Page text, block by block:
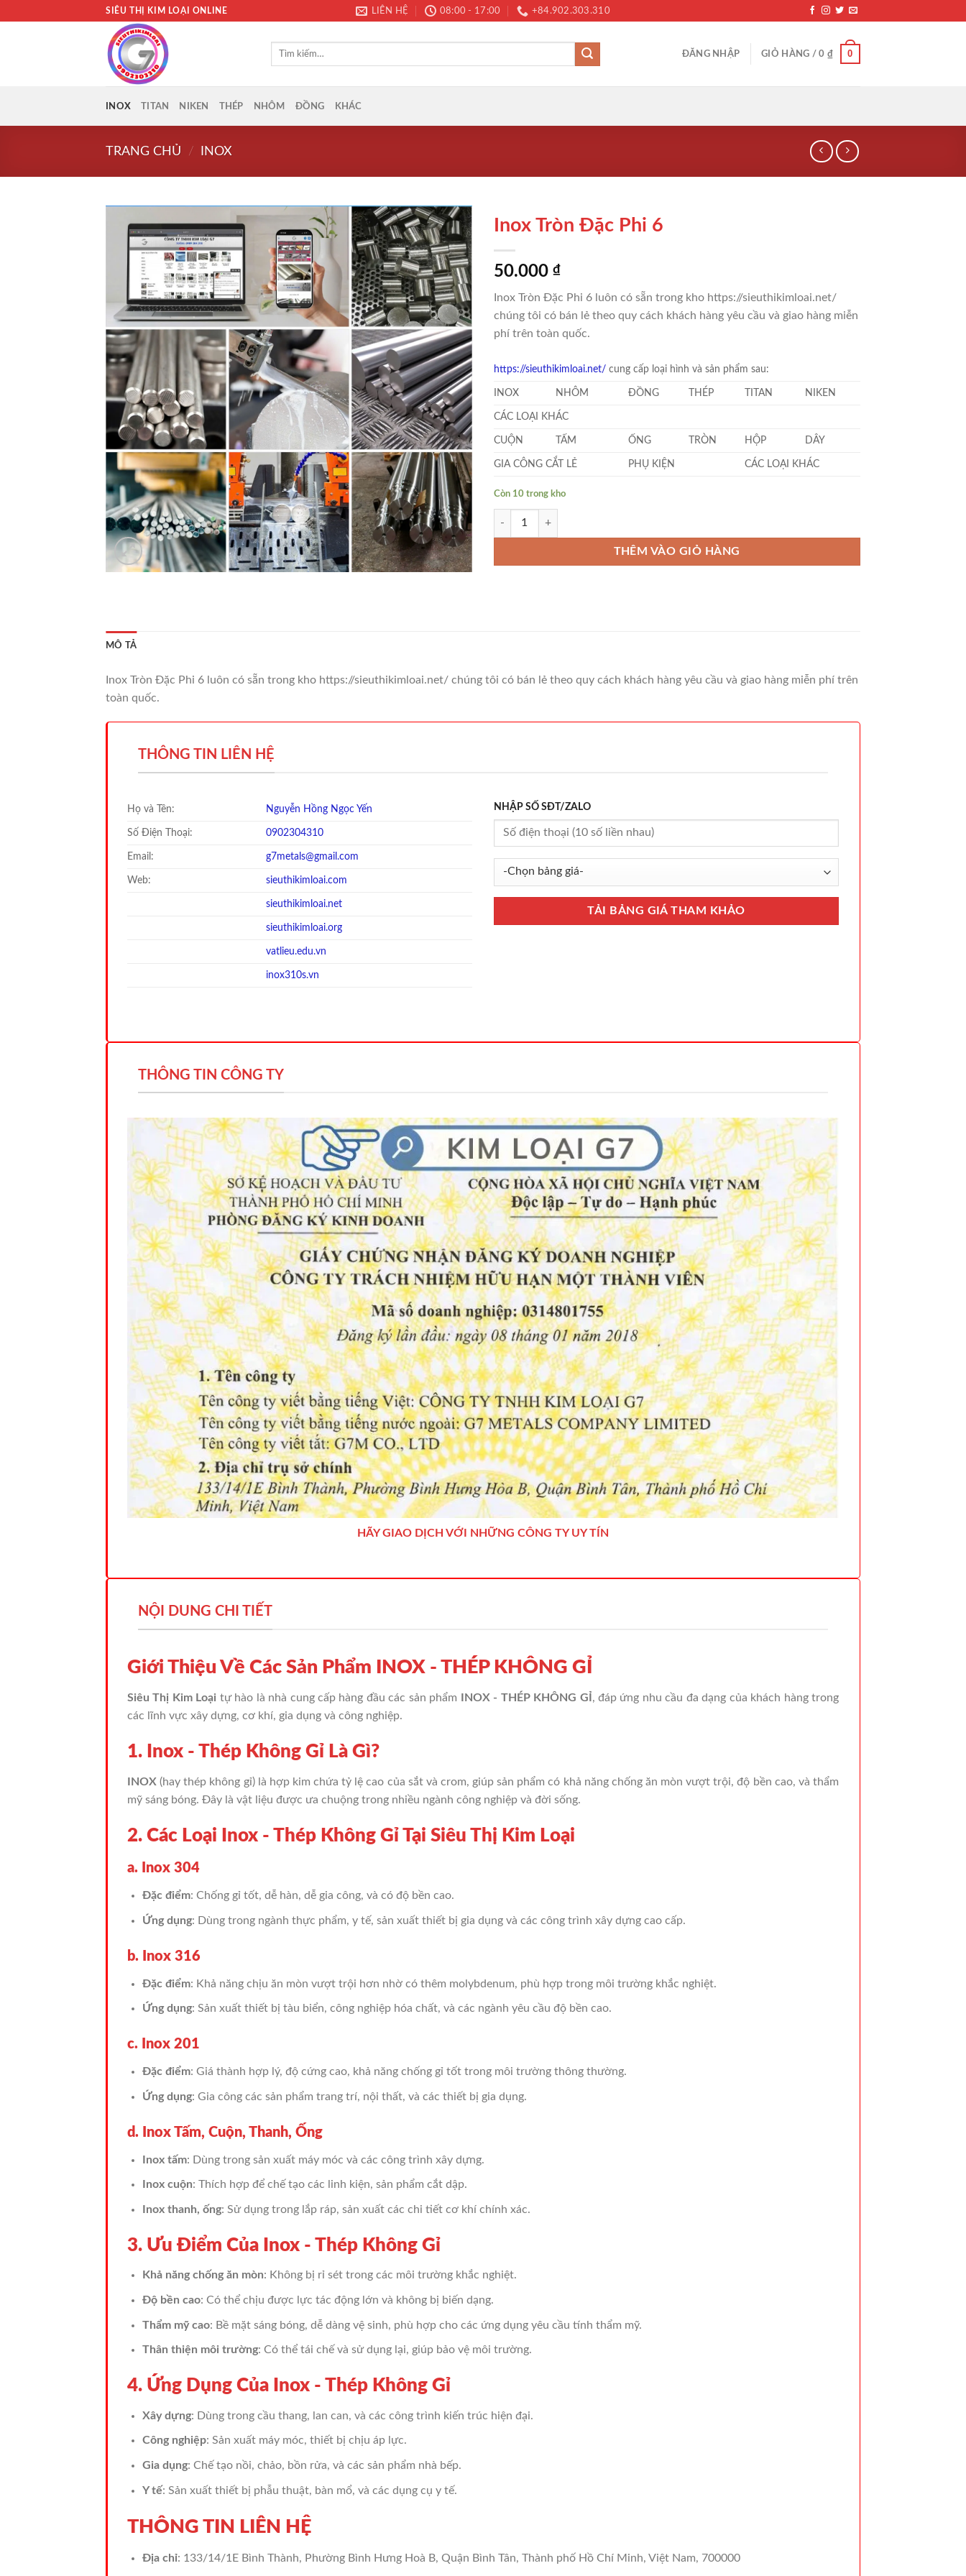
SIÊU THỊ KIM LOẠI ONLINE LIÊN HỆ 08:00 - 17:00 +84.902.303.310
Tìm
ĐĂNG NHẬP GIỎ HÀNG /0 ₫ 0
INOX TITAN NIKEN THÉP NHÔM ĐỒNG KHÁC
TRANG CHỦ / INOX
Inox Tròn Đặc Phi 6
50.000 ₫
Inox Tròn Đặc Phi 6 luôn có sẵn trong kho https://sieuthikimloai.net/
chúng tôi có bán lẻ theo quy cách khách hàng yêu cầu và giao hàng miễn
phí trên toàn quốc.
https://sieuthikimloai.net/ cung cấp loại hình và sản phẩm sau:
INOX NHÔM ĐỒNG THÉP TITAN NIKEN
CÁC LOẠI KHÁC
CUỘN TẤM ỐNG TRÒN HỘP DÂY
GIA CÔNG CẮT LẺ PHỤ KIỆN CÁC LOẠI KHÁC
Còn 10 trong kho
Inox Tròn Đặc Phi 6 số lượng
THÊM VÀO GIỎ HÀNG
MÔ TẢ
Inox Tròn Đặc Phi 6 luôn có sẵn trong kho https://sieuthikimloai.net/ chúng tôi có bán lẻ theo quy cách khách hàng yêu cầu và giao hàng miễn phí trên
toàn quốc.
THÔNG TIN LIÊN HỆ
Họ và Tên: Nguyễn Hồng Ngọc Yến
Số Điện Thoại: 0902304310
Email: g7metals@gmail.com
Web: sieuthikimloai.com
sieuthikimloai.net
sieuthikimloai.org
vatlieu.edu.vn
inox310s.vn
NHẬP SỐ SĐT/ZALO
THÔNG TIN CÔNG TY
HÃY GIAO DỊCH VỚI NHỮNG CÔNG TY UY TÍN
NỘI DUNG CHI TIẾT
Giới Thiệu Về Các Sản Phẩm INOX - THÉP KHÔNG GỈ
Siêu Thị Kim Loại tự hào là nhà cung cấp hàng đầu các sản phẩm INOX - THÉP KHÔNG GỈ , đáp ứng nhu cầu đa dạng của khách hàng trong
các lĩnh vực xây dựng, cơ khí, gia dụng và công nghiệp.
1. Inox - Thép Không Gỉ Là Gì?
INOX (hay thép không gỉ) là hợp kim chứa tỷ lệ cao của sắt và crom, giúp sản phẩm có khả năng chống ăn mòn vượt trội, độ bền cao, và thẩm
mỹ sáng bóng. Đây là vật liệu được ưa chuộng trong nhiều ngành công nghiệp và đời sống.
2. Các Loại Inox - Thép Không Gỉ Tại Siêu Thị Kim Loại
a. Inox 304
Đặc điểm: Chống gỉ tốt, dễ hàn, dễ gia công, và có độ bền cao.
Ứng dụng: Dùng trong ngành thực phẩm, y tế, sản xuất thiết bị gia dụng và các công trình xây dựng cao cấp.
b. Inox 316
Đặc điểm: Khả năng chịu ăn mòn vượt trội hơn nhờ có thêm molybdenum, phù hợp trong môi trường khắc nghiệt.
Ứng dụng: Sản xuất thiết bị tàu biển, công nghiệp hóa chất, và các ngành yêu cầu độ bền cao.
c. Inox 201
Đặc điểm: Giá thành hợp lý, độ cứng cao, khả năng chống gỉ tốt trong môi trường thông thường.
Ứng dụng: Gia công các sản phẩm trang trí, nội thất, và các thiết bị gia dụng.
d. Inox Tấm, Cuộn, Thanh, Ống
Inox tấm: Dùng trong sản xuất máy móc và các công trình xây dựng.
Inox cuộn: Thích hợp để chế tạo các linh kiện, sản phẩm cắt dập.
Inox thanh, ống: Sử dụng trong lắp ráp, sản xuất các chi tiết cơ khí chính xác.
3. Ưu Điểm Của Inox - Thép Không Gỉ
Khả năng chống ăn mòn: Không bị rỉ sét trong các môi trường khắc nghiệt.
Độ bền cao: Có thể chịu được lực tác động lớn và không bị biến dạng.
Thẩm mỹ cao: Bề mặt sáng bóng, dễ dàng vệ sinh, phù hợp cho các ứng dụng yêu cầu tính thẩm mỹ.
Thân thiện môi trường: Có thể tái chế và sử dụng lại, giúp bảo vệ môi trường.
4. Ứng Dụng Của Inox - Thép Không Gỉ
Xây dựng: Dùng trong cầu thang, lan can, và các công trình kiến trúc hiện đại.
Công nghiệp: Sản xuất máy móc, thiết bị chịu áp lực.
Gia dụng: Chế tạo nồi, chảo, bồn rửa, và các sản phẩm nhà bếp.
Y tế: Sản xuất thiết bị phẫu thuật, bàn mổ, và các dụng cụ y tế.
THÔNG TIN LIÊN HỆ
Địa chỉ: 133/14/1E Bình Thành, Phường Bình Hưng Hoà B, Quận Bình Tân, Thành phố Hồ Chí Minh, Việt Nam, 700000